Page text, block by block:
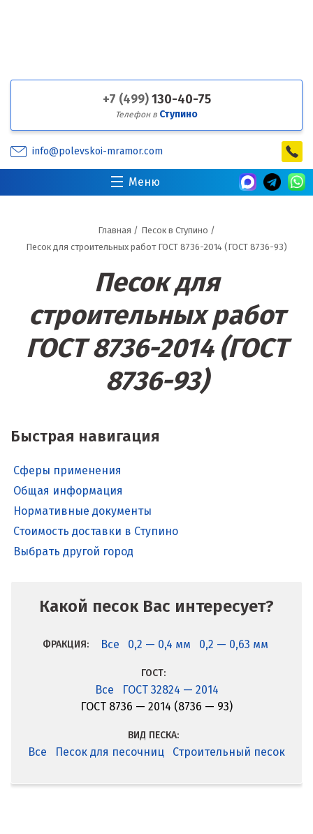
+7 (499)130-40-75
Телефон в Ступино
info@polevskoi-mramor.com
Меню
Главная / Песок в Ступино /
Песок для строительных работ ГОСТ 8736-2014 (ГОСТ 8736-93)
Песок для
строительных работ
ГОСТ 8736-2014 (ГОСТ
8736-93)
Быстрая навигация
Сферы применения
Общая информация
Нормативные документы
Стоимость доставки в Ступино
Выбрать другой город
Какой песок Вас интересует?
ФРАКЦИЯ: Все 0,2 — 0,4 мм 0,2 — 0,63 мм
ГОСТ:
Все
ГОСТ 32824 — 2014
ГОСТ 8736 — 2014 (8736 — 93)
ВИД ПЕСКА:
Все Песок для песочниц Строительный песок